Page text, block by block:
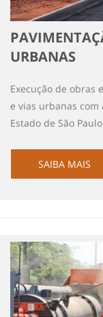
URBANAS
Execução de obras
e vias urbanas
Estado de São
SAIBA MAIS